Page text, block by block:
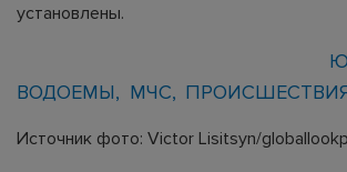
установлены.
ВОДОЕМЫ
МЧС
Источник фото: Victor Lisitsyn/